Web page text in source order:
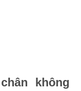
không